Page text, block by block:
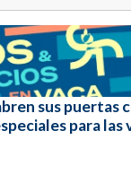
sus puertas
para las